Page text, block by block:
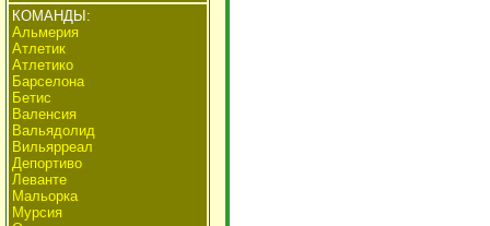
КОМАНДЫ:
Альмерия
Атлетик
Атлетико
Барселона
Бетис
Валенсия
Вальядолид
Вильярреал
Депортиво
Леванте
Мальорка
Мурсия